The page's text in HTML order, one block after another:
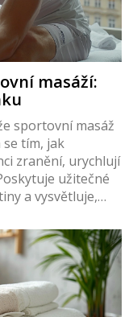
masáží:
sportovní masáž
tím, jak
zranění, urychlují
užitečné
a vysvětluje,
do toho, jak
regeneračními